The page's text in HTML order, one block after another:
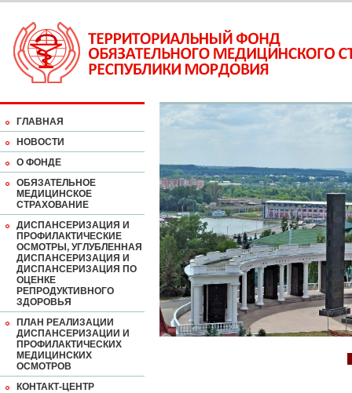
ГЛАВНАЯ
НОВОСТИ
О ФОНДЕ
ОБЯЗАТЕЛЬНОЕ
МЕДИЦИНСКОЕ
СТРАХОВАНИЕ
ДИСПАНСЕРИЗАЦИЯ И
ПРОФИЛАКТИЧЕСКИЕ
ОСМОТРЫ, УГЛУБЛЕННАЯ
ДИСПАНСЕРИЗАЦИЯ И
ДИСПАНСЕРИЗАЦИЯ ПО
ОЦЕНКЕ
РЕПРОДУКТИВНОГО
ЗДОРОВЬЯ
ПЛАН РЕАЛИЗАЦИИ
ДИСПАНСЕРИЗАЦИИ И
ПРОФИЛАКТИЧЕСКИХ
МЕДИЦИНСКИХ
ОСМОТРОВ
КОНТАКТ-ЦЕНТР